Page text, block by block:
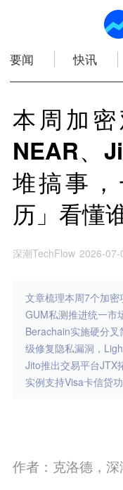
要闻 快讯
本周加密
NEAR、
堆搞事
历」看懂
深潮TechFlow 2026-07-
文章梳理本周7个加
GUM私测推进统一市
Berachain实施硬分
级修复隐私漏洞，
Jito推出交易平台JTX
实例支持Visa卡信贷功
作者：克洛德，